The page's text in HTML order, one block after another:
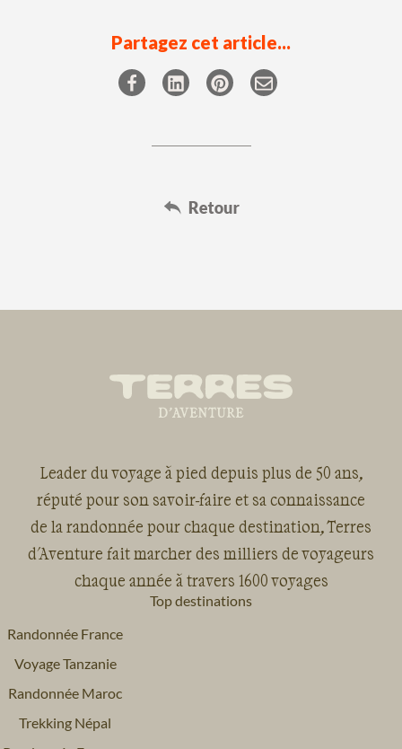
Partagez cet article...
Leader du voyage à pied depuis plus de 50 ans,
réputé pour son savoir-faire et sa connaissance
de la randonnée pour chaque destination, Terres
d'Aventure fait marcher des milliers de voyageurs
chaque année à travers 1600 voyages
Top destinations
Randonnée France
Voyage Tanzanie
Randonnée Maroc
Trekking Népal